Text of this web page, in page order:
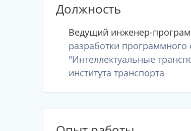
Должность
Ведущий инженер-
разработки
"Интеллектуальные
института транспорта